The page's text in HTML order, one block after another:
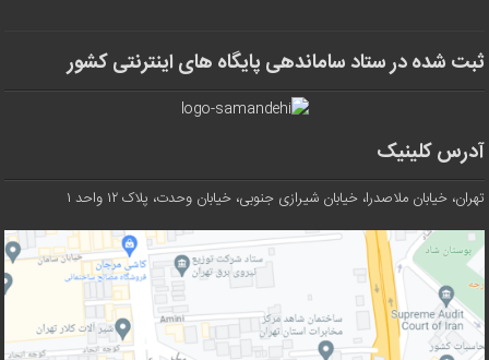
ثبت شده در ستاد ساماندهی پایگاه های اینترنتی کشور
آدرس کلینیک
تهران، خیابان ملاصدرا، خیابان شیرازی جنوبی، خیابان وحدت، پلاک ۱۲ واحد ۱